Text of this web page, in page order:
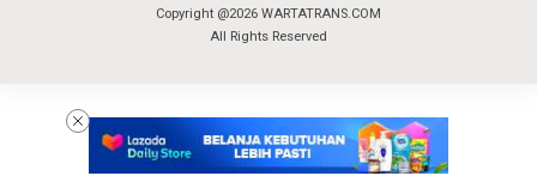
Copyright @2026 WARTATRANS.COM
All Rights Reserved